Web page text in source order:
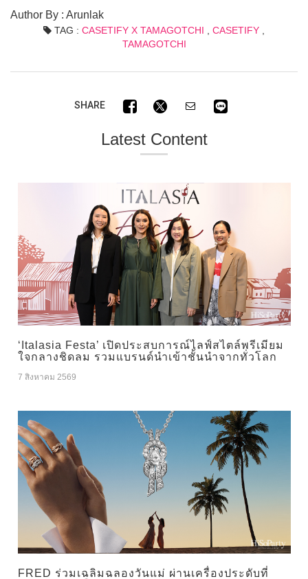
Author By : Arunlak
TAG : CASETIFY X TAMAGOTCHI CASETIFY
TAMAGOTCHI
SHARE
Latest Content
‘Italasia Festa’ เปิดประสบการณ์ไลฟ์สไตล์พรีเมียม
ใจกลางชิดลม รวมแบรนด์นำเข้าชั้นนำจากทั่วโลก
7 สิงหาคม 2569
FRED ร่วมเฉลิมฉลองวันแม่ ผ่านเครื่องประดับที่